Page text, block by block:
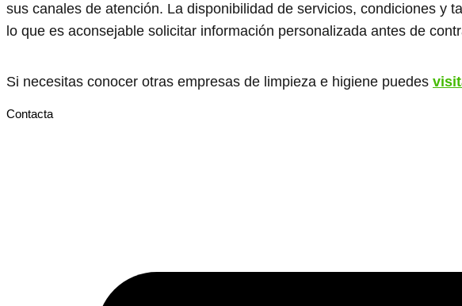
sus canales de atención. La disponibilidad de servicios, condiciones y
lo que es aconsejable solicitar información personalizada antes de
Si necesitas conocer otras empresas de limpieza e higiene puedes
Contacta